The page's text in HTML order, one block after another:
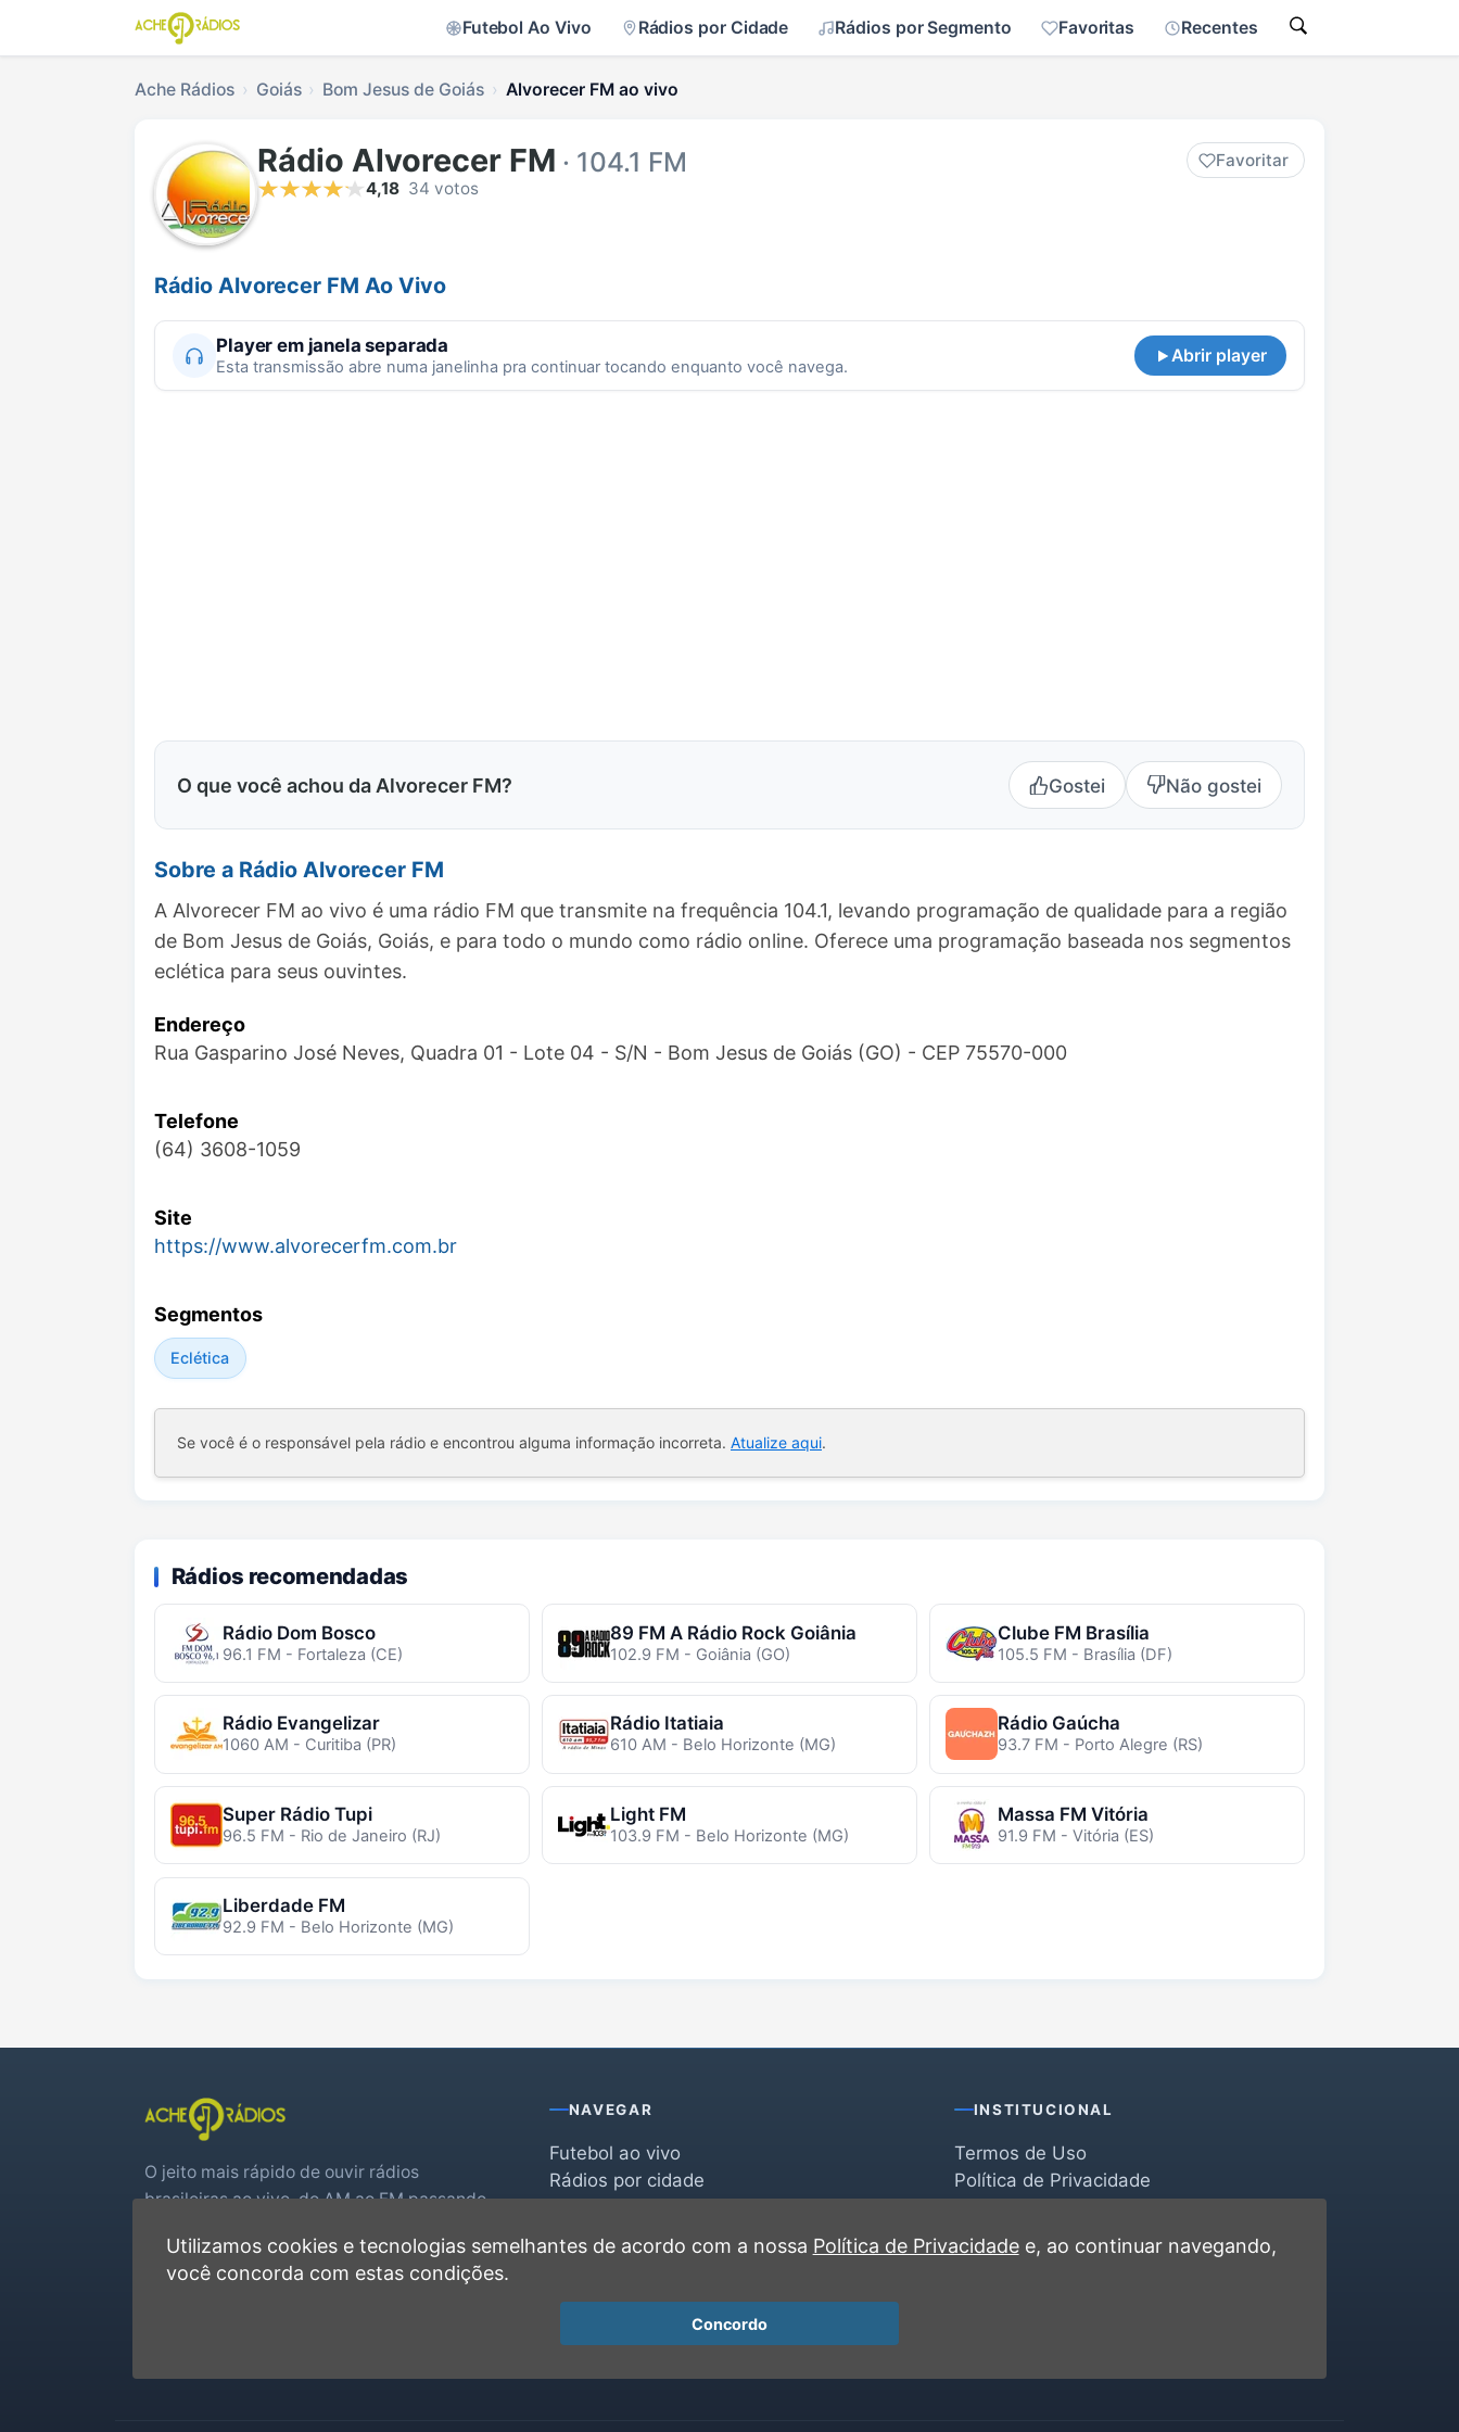
Futebol Ao Vivo Rádios por Cidade Rádios por Segmento Favoritas Recentes
Ache Rádios Goiás Bom Jesus de Goiás Alvorecer FM ao vivo
Rádio Alvorecer FM · 104.1 FM
Favoritar
4,18 34 votos
Rádio Alvorecer FM Ao Vivo
Player em janela separada
Esta transmissão abre numa janelinha pra continuar tocando enquanto você navega.
Abrir player
O que você achou da Alvorecer FM? Gostei Não gostei
Sobre a Rádio Alvorecer FM
A Alvorecer FM ao vivo é uma rádio FM que transmite na frequência 104.1, levando programação de qualidade para a região
de Bom Jesus de Goiás, Goiás, e para todo o mundo como rádio online. Oferece uma programação baseada nos segmentos
eclética para seus ouvintes.
Endereço
Rua Gasparino José Neves, Quadra 01 - Lote 04 - S/N - Bom Jesus de Goiás (GO) - CEP 75570-000
Telefone
(64) 3608-1059
Site
https://www.alvorecerfm.com.br
Segmentos
Eclética
Se você é o responsável pela rádio e encontrou alguma informação incorreta. Atualize aqui.
Rádios recomendadas
Rádio Dom Bosco
96.1 FM - Fortaleza (CE)
89 FM A Rádio Rock Goiânia
102.9 FM - Goiânia (GO)
Clube FM Brasília
105.5 FM - Brasília (DF)
Rádio Evangelizar
1060 AM - Curitiba (PR)
Rádio Itatiaia
610 AM - Belo Horizonte (MG)
Rádio Gaúcha
93.7 FM - Porto Alegre (RS)
Super Rádio Tupi
96.5 FM - Rio de Janeiro (RJ)
Light FM
103.9 FM - Belo Horizonte (MG)
Massa FM Vitória
91.9 FM - Vitória (ES)
Liberdade FM
92.9 FM - Belo Horizonte (MG)
O jeito mais rápido de ouvir rádios
brasileiras ao vivo, do AM ao FM passando
real.
NAVEGAR
Futebol ao vivo
Rádios por cidade
Favoritas
INSTITUCIONAL
Termos de Uso
Política de Privacidade
Contato
Utilizamos cookies e tecnologias semelhantes de acordo com a nossa Política de Privacidadee, ao continuar navegando,
você concorda com estas condições.
Concordo